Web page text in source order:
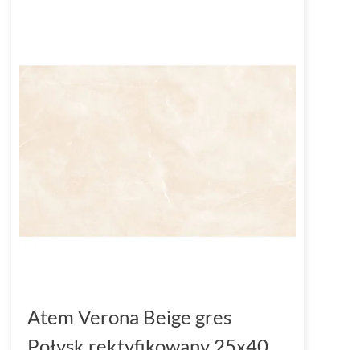
Atem Verona Beige gres
Połysk rektyfikowany 25x40